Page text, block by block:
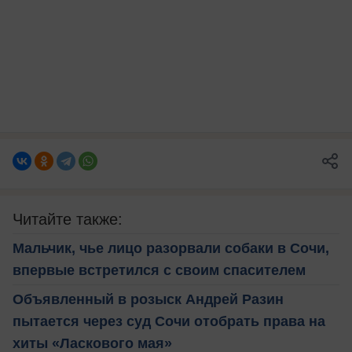
Читайте также:
Мальчик, чье лицо разорвали собаки в Сочи,
впервые встретился с своим спасителем
Объявленный в розыск Андрей Разин
пытается через суд Сочи отобрать права на
хиты «Ласкового мая»